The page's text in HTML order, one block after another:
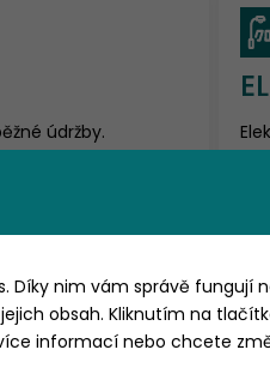
údržby.
Díky nim vám správě fungují
obsah. Kliknutím na
informací nebo chcete